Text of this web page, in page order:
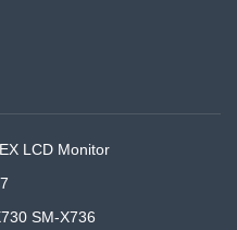
LCD Monitor
SM-X736